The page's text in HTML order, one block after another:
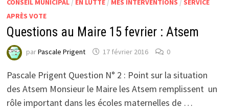
CONSEIL MUNICIPAL/ EN LUTTE/ MES INTERVENTIONS / SERVICE
APRÈS VOTE
Questions au Maire 15 fevrier : Atsem
parPascale Prigent 17 février 2016 0
Pascale Prigent Question N° 2 : Point sur la situation
des Atsem Monsieur le Maire les Atsem remplissent un
rôle important dans les écoles maternelles de …